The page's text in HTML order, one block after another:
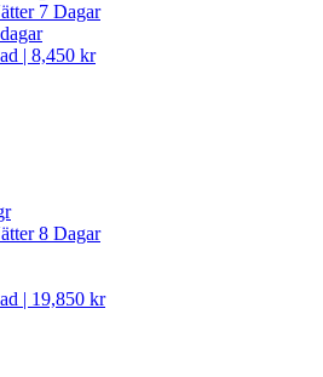
7 Dagar
| 8,450 kr
8 Dagar
| 19,850 kr